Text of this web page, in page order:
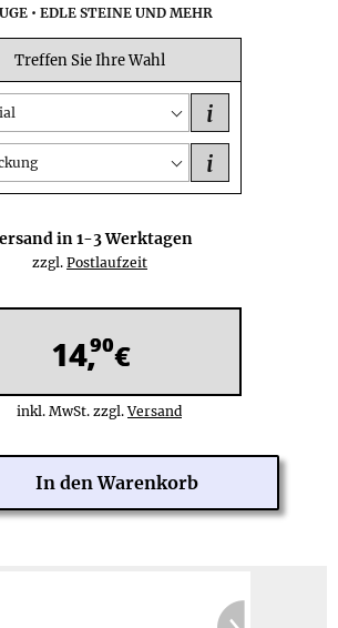
• EDLE STEINE UND MEHR
Treffen Sie Ihre Wahl
i
i
in1-3Werktagen
zzgl. Postlaufzeit
14,90€
inkl. MwSt. zzgl.Versand